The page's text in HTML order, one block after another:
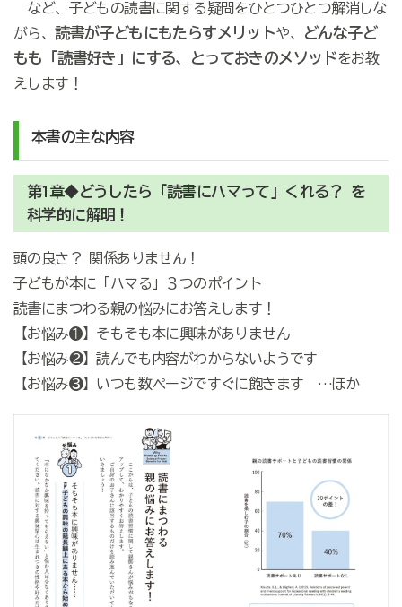
など、子どもの読書に関する疑問をひとつひとつ解消しな
がら、読書が子どもにもたらすメリットや、
どんな子ど
もも「読書好き」にする、とっておきのメソッドをお教
えします！
本書の主な内容
第1章◆どうしたら「読書にハマって」くれる？ を
科学的に解明！
頭の良さ？ 関係ありません！
子どもが本に「ハマる」３つのポイント
読書にまつわる親の悩みにお答えします！
【お悩み❶】そもそも本に興味がありません
【お悩み❷】読んでも内容がわからないようです
【お悩み❸】いつも数ページですぐに飽きます …ほか